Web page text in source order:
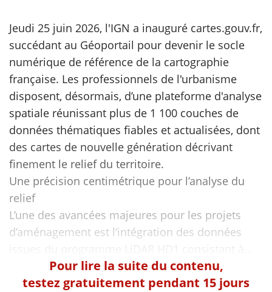
Jeudi 25 juin 2026, l'IGN a inauguré cartes.gouv.fr,
succédant au Géoportail pour devenir le socle
numérique de référence de la cartographie
française. Les professionnels de l'urbanisme
disposent, désormais, d’une plateforme d'analyse
spatiale réunissant plus de 1 100 couches de
données thématiques fiables et actualisées, dont
des cartes de nouvelle génération décrivant
finement le relief du territoire.
Une précision centimétrique pour l’analyse du
relief
L’une des avancées majeures pour les projets
d’aménagement est l’intégration des données
Pour lire la suite du contenu,
testez gratuitement pendant 15 jours